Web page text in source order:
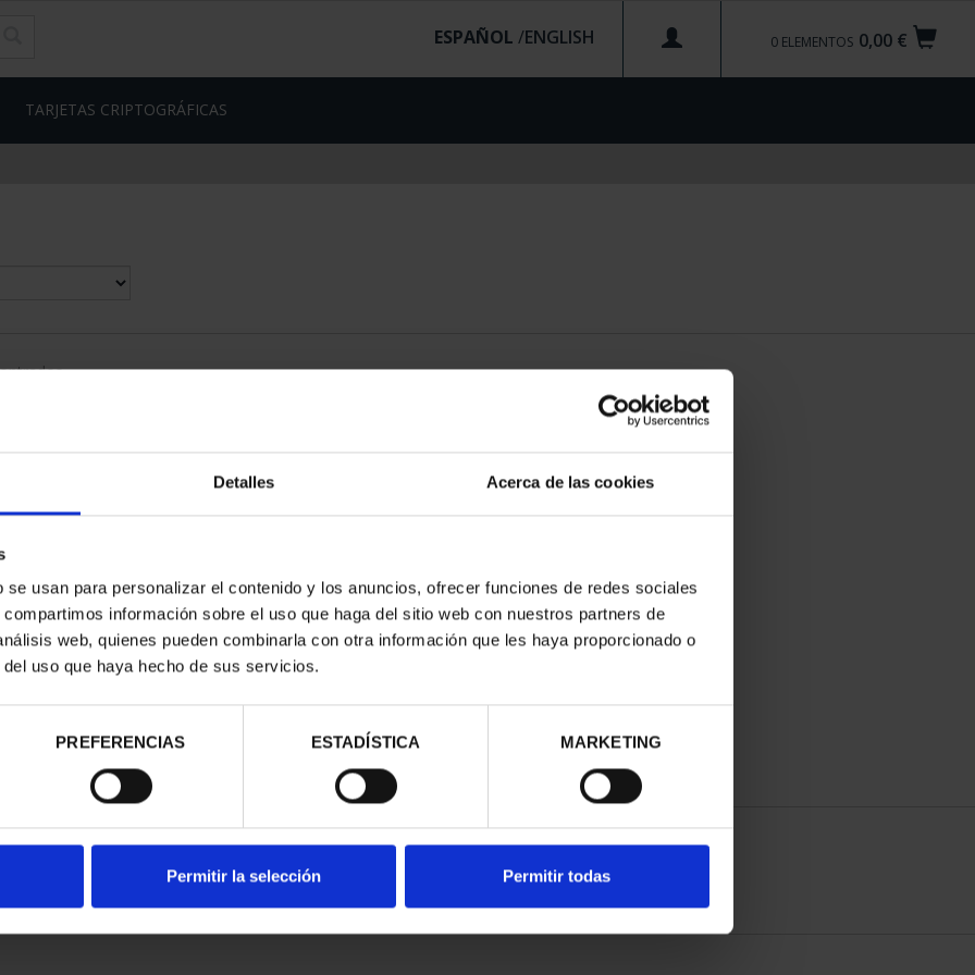
Detalles Acerca de las cookies
usan para personalizar el contenido y los anuncios, ofrecer funciones de redes sociales
información sobre el uso que haga del sitio web con nuestros partners de
web, quienes pueden combinarla con otra información que les haya proporcionado o
uso que haya hecho de sus servicios.
PREFERENCIAS ESTADÍSTICA MARKETING
Permitir la selección Permitir todas
0,00 €
0 ELEMENTOS
ESPAÑOL /
TARJETAS CRIPTOGRÁFICAS
CIUDADES
DE LA HU...
€
registrados